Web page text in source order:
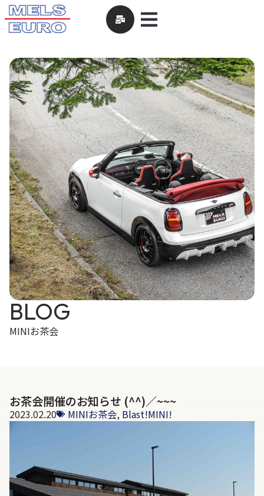
BLOG
MINIお茶会
お茶会開催のお知らせ (^^)／~~~
2023.02.20 MINIお茶会, Blast!MINI!